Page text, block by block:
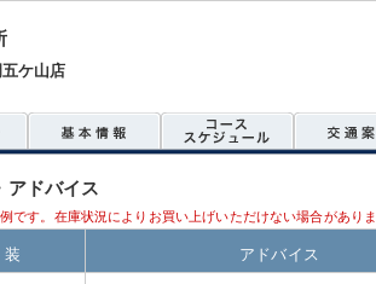
ケ山店
アドバイス
です。在庫状況によりお買い上げいただけない場合があり
アドバイス